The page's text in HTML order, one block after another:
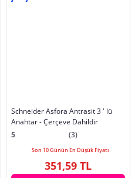
Schneider Asfora Antrasit 3 ' lü
Anahtar - Çerçeve Dahildir
5
(3)
Son 10 Günün En Düşük Fiyatı
351,59 TL